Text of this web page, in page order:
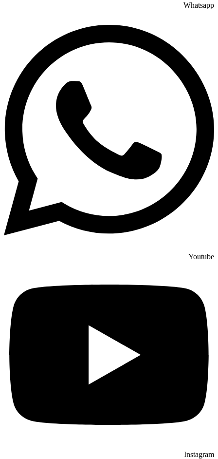
Whatsapp
Youtube
Instagram